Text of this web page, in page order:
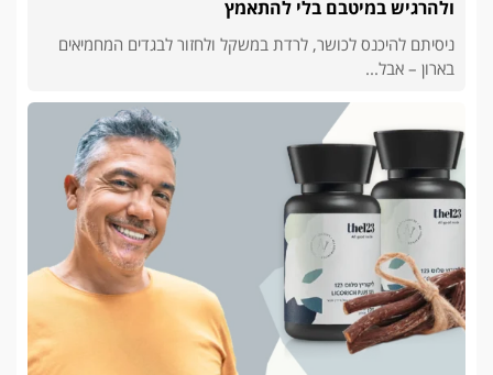
ולהרגיש במיטבם בלי להתאמץ
ניסיתם להיכנס לכושר, לרדת במשקל ולחזור לבגדים המחמיאים
בארון – אבל...